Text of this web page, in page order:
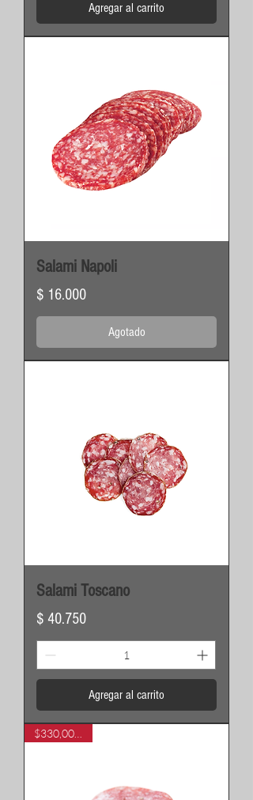
Agregar al carrito
Salami Napoli
Precio
$ 16.000
Agotado
Salami Toscano
Precio
$ 40.750
Agregar al carrito
$330,000 / kg